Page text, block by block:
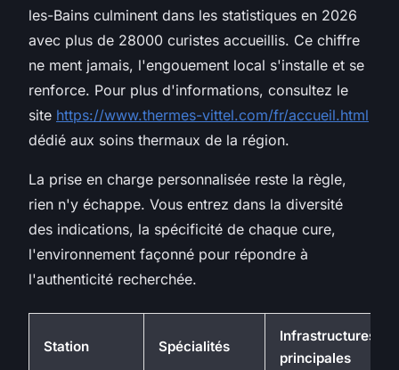
les-Bains culminent dans les statistiques en 2026
avec plus de 28000 curistes accueillis. Ce chiffre
ne ment jamais, l'engouement local s'installe et se
renforce. Pour plus d'informations, consultez le
site https://www.thermes-vittel.com/fr/accueil.html
dédié aux soins thermaux de la région.
La prise en charge personnalisée reste la règle,
rien n'y échappe. Vous entrez dans la diversité
des indications, la spécificité de chaque cure,
l'environnement façonné pour répondre à
l'authenticité recherchée.
Station Spécialités
Infrastructures
principales